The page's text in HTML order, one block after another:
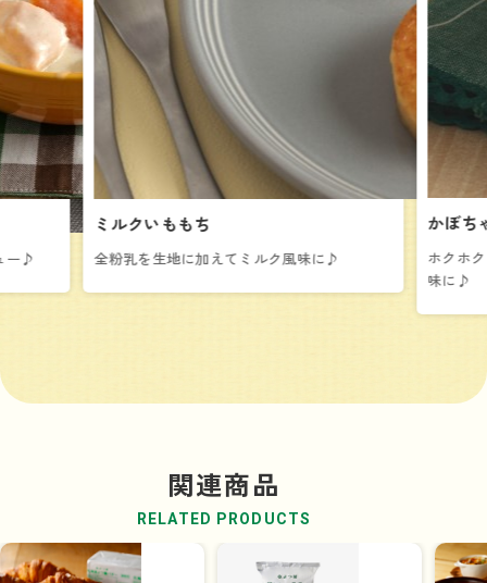
ー♪
ミルクいももち
全粉乳を生地に加えてミルク風味に♪
かぼち
ホクホ
味に♪
関連商品
RELATED PRODUCTS